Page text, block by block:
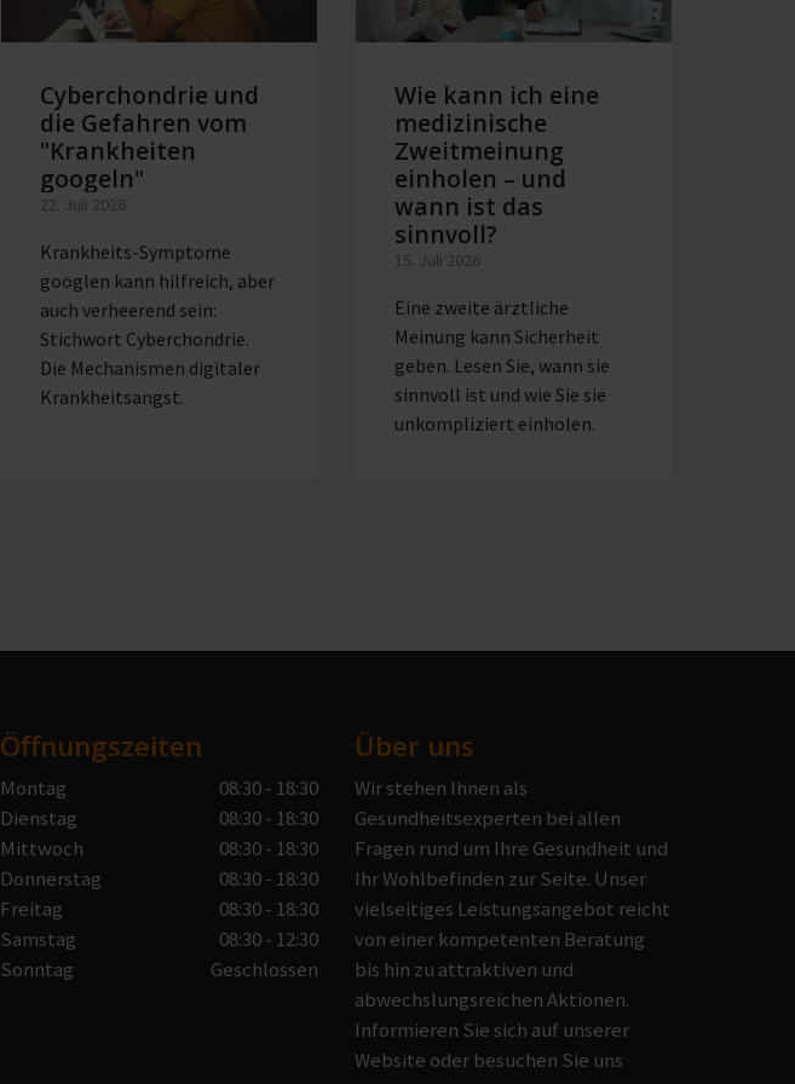
Cyberchondrie und
die Gefahren vom
"Krankheiten
googeln"
22. Juli 2026
Krankheits-Symptome
googlen kann hilfreich, aber
auch verheerend sein:
Stichwort Cyberchondrie.
Die Mechanismen digitaler
Krankheitsangst.
Wie kann ich eine
medizinische
Zweitmeinung
einholen – und
wann ist das
sinnvoll?
15. Juli 2026
Eine zweite ärztliche
Meinung kann Sicherheit
geben. Lesen Sie, wann sie
sinnvoll ist und wie Sie sie
unkompliziert einholen.
Öffnungszeiten
Montag
08:30 - 18:30
Dienstag
08:30 - 18:30
Mittwoch
08:30 - 18:30
Donnerstag
08:30 - 18:30
Freitag
08:30 - 18:30
Samstag
08:30 - 12:30
Sonntag
Geschlossen
Über uns
Wir stehen Ihnen als
Gesundheitsexperten bei allen
Fragen rund um Ihre Gesundheit und
Ihr Wohlbefinden zur Seite. Unser
vielseitiges Leistungsangebot reicht
von einer kompetenten Beratung
bis hin zu attraktiven und
abwechslungsreichen Aktionen.
Informieren Sie sich auf unserer
Website oder besuchen Sie uns